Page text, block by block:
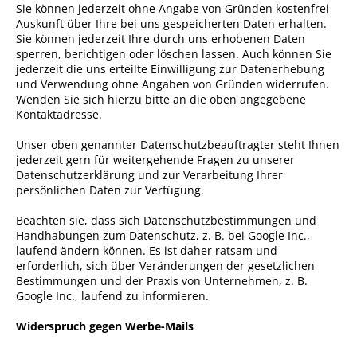
Sie können jederzeit ohne Angabe von Gründen kostenfrei
Auskunft über Ihre bei uns gespeicherten Daten erhalten.
Sie können jederzeit Ihre durch uns erhobenen Daten
sperren, berichtigen oder löschen lassen. Auch können Sie
jederzeit die uns erteilte Einwilligung zur Datenerhebung
und Verwendung ohne Angaben von Gründen widerrufen.
Wenden Sie sich hierzu bitte an die oben angegebene
Kontaktadresse.
Unser oben genannter Datenschutzbeauftragter steht Ihnen
jederzeit gern für weitergehende Fragen zu unserer
Datenschutzerklärung und zur Verarbeitung Ihrer
persönlichen Daten zur Verfügung.
Beachten sie, dass sich Datenschutzbestimmungen und
Handhabungen zum Datenschutz, z. B. bei Google Inc.,
laufend ändern können. Es ist daher ratsam und
erforderlich, sich über Veränderungen der gesetzlichen
Bestimmungen und der Praxis von Unternehmen, z. B.
Google Inc., laufend zu informieren.
Widerspruch gegen Werbe-Mails